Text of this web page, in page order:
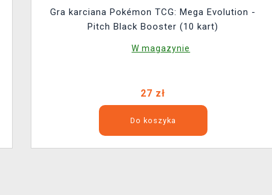
Gra karciana Pokémon TCG: Mega Evolution -
Pitch Black Booster (10 kart)
W magazynie
27 zł
Do koszyka